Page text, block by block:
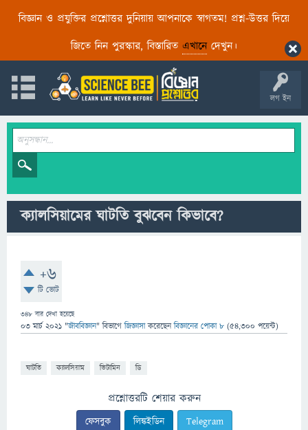
বিজ্ঞান ও প্রযুক্তির প্রশ্নোত্তর দুনিয়ায় আপনাকে স্বাগতম! প্রশ্ন-উত্তর দিয়ে
জিতে নিন পুরস্কার, বিস্তারিত এখানেদেখুন।
লগ ইন
ক্যালসিয়ামের ঘাটতি বুঝবেন কিভাবে?
+6
টি ভোট
348 বার দেখা হয়েছে
03 মার্চ 2021 "জীববিজ্ঞান" বিভাগে জিজ্ঞাসাকরেছেনবিজ্ঞানের পোকা ৮ (54,300 পয়েন্ট)
ঘাটতি ক্যালসিয়াম ভিটামিন ডি
প্রশ্নোত্তরটি শেয়ার করুন
ফেসবুক লিঙ্কইডিন Telegram